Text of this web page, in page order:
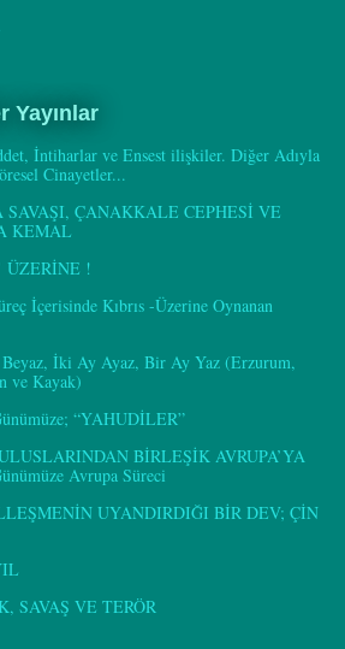
Yayınlar
İntiharlar ve Ensest ilişkiler. Diğer Adıyla
Cinayetler...
SAVAŞI, ÇANAKKALE CEPHESİ VE
KEMAL
ÜZERİNE !
İçerisinde Kıbrıs -Üzerine Oynanan
İki Ay Ayaz, Bir Ay Yaz (Erzurum,
ve Kayak)
“YAHUDİLER”
BİRLEŞİK AVRUPA’YA
Avrupa Süreci
UYANDIRDIĞI BİR DEV; ÇİN
SAVAŞ VE TERÖR